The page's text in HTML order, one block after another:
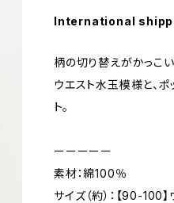
International
柄の切り替えがかっこ
ウエスト水玉模様と、
ト。
ーーーーー
素材：綿100％
サイズ（約）：【90-